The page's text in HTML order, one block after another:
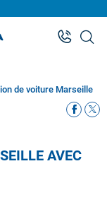
de voiture Marseille
AVEC